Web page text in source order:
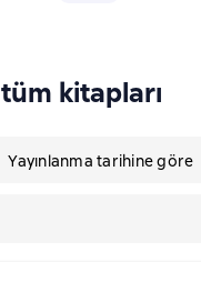
kitapları
Yayınlanma tarihine göre